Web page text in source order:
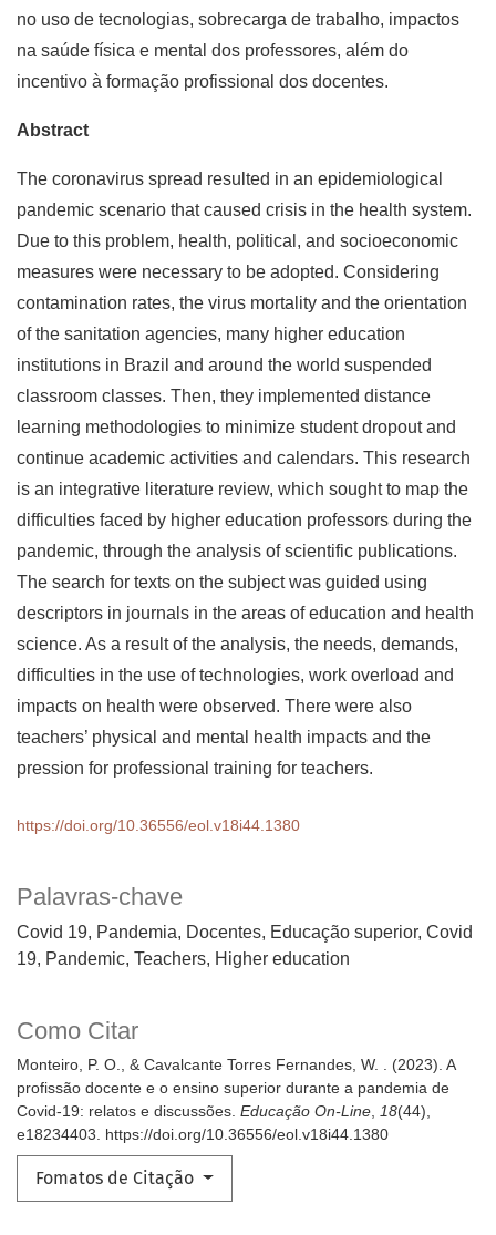
Palavras-chave
Covid 19, Pandemia, Docentes, Educação superior Covid
19, Pandemic, Teachers, Higher education
Como Citar
Monteiro, P. O., & Cavalcante Torres Fernandes, W. . (2023). A
profissão docente e o ensino superior durante a pandemia de
Covid-19: relatos e discussões. Educação On-Line, 18(44),
e18234403. https://doi.org/10.36556/eol.v18i44.1380
Fomatos de Citação
no uso de tecnologias, sobrecarga de trabalho, impactos
na saúde física e mental dos professores, além do
incentivo à formação profissional dos docentes.
Abstract
The coronavirus spread resulted in an epidemiological
pandemic scenario that caused crisis in the health system.
Due to this problem, health, political, and socioeconomic
measures were necessary to be adopted. Considering
contamination rates, the virus mortality and the orientation
of the sanitation agencies, many higher education
institutions in Brazil and around the world suspended
classroom classes. Then, they implemented distance
learning methodologies to minimize student dropout and
continue academic activities and calendars. This research
is an integrative literature review, which sought to map the
difficulties faced by higher education professors during the
pandemic, through the analysis of scientific publications.
The search for texts on the subject was guided using
descriptors in journals in the areas of education and health
science. As a result of the analysis, the needs, demands,
difficulties in the use of technologies, work overload and
impacts on health were observed. There were also
teachers’ physical and mental health impacts and the
pression for professional training for teachers.
https://doi.org/10.36556/eol.v18i44.1380